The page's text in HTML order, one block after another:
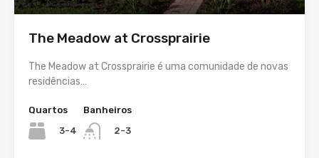
The Meadow at Crossprairie
The Meadow at Crossprairie é uma comunidade de novas
residências…
Quartos
3-4
Banheiros
2-3